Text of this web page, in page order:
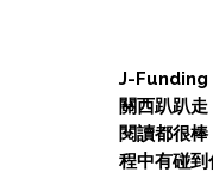
J-Funding
關西趴趴
閱讀都很
程中有碰到